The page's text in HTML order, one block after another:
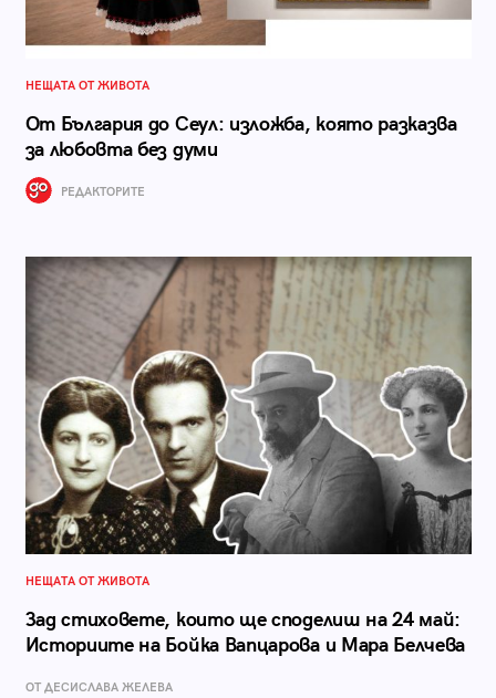
НЕЩАТА ОТ ЖИВОТА
От България до Сеул: изложба, която разказва
за любовта без думи
РЕДАКТОРИТЕ
НЕЩАТА ОТ ЖИВОТА
Зад стиховете, които ще споделиш на 24 май:
Историите на Бойка Вапцарова и Мара Белчева
ОТ ДЕСИСЛАВА ЖЕЛЕВА